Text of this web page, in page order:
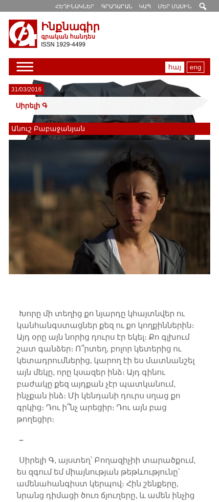
ՀԵՂԻՆԱԿՆԵՐ ԳՐԱԴԱՐԱՆ ԿԱՊ ՄԵՐ ՄԱՍԻՆ
Ինքնագիր
գրական հանդես
ISSN 1929-4499
հայ eng
31/03/2016
Սիրելի Գ
Անուշ Բաբաջանյան
Խորը մի տեղից քո նյարդը կհայտնվեր ու
կանհանգստացներ քեզ ու քո կողքիններին։
Այդ օրը այն նորից դուրս էր եկել։ Քո գլխում
շատ գանձեր։ Ո՞րտեղ, բոլոր կետերից ու
կետադրումներից, կարող էի ես մատնանշել
այն մեկը, որը կսազեր ինձ։ Այդ գինու
բաժակը քեզ այդքան չէր պատկանում,
ինչքան ինձ։ Մի կենդանի դուրս սղաց քո
գրկից։ Դու ի՞նչ արեցիր։ Դու այն բաց
թողեցիր։
–
Սիրելի Գ, այստեղ՝ Բողազիչիի տարածքում,
ես զգում եմ միայնության թեթևությունը՝
ամենահանգիստ կերպով։ Հին շենքերը,
նրանց դիմացի ծուռ ճյուղերը, և ամեն ինչից